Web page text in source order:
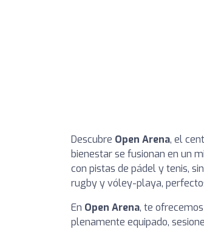
Descubre Open Arena, el
bienestar se fusionan en un
con pistas de pádel y tenis,
rugby y vóley-playa,
En Open Arena, te
plenamente equipado,